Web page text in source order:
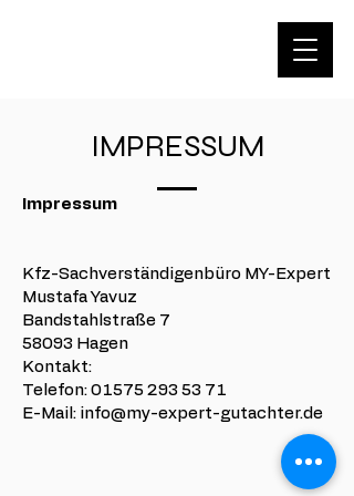
IMPRESSUM
Impressum
Kfz-Sachverständigenbüro MY-Expert
Mustafa Yavuz
Bandstahlstraße 7
58093 Hagen
Kontakt:
Telefon: 01575 293 53 71
E-Mail: info@my-expert-gutachter.de